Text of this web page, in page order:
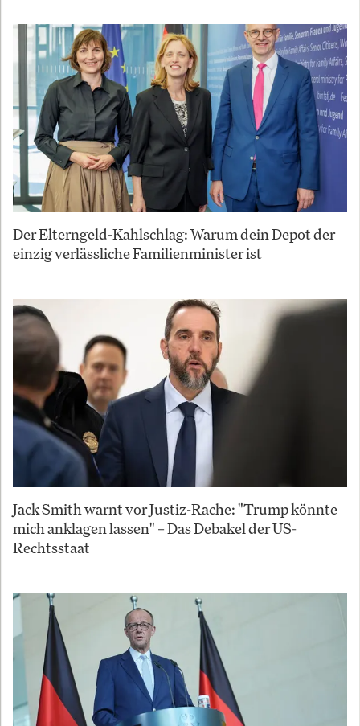
Der Elterngeld-Kahlschlag: Warum dein Depot der
einzig verlässliche Familienminister ist
Jack Smith warnt vor Justiz-Rache: "Trump könnte
mich anklagen lassen" – Das Debakel der US-
Rechtsstaat